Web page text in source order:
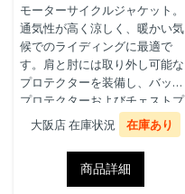
モーターサイクルジャケット。
通気性が高く涼しく、暖かい気
候でのライディングに最適で
す。肩と肘には取り外し可能な
プロテクターを装備し、バック
プロテクターおよびチェストプ
ロテクターにも対応していま
す。
大阪店 在庫状況 在庫あり
商品詳細